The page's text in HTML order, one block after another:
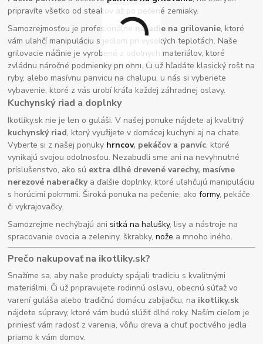
pripravíte všetko od steakov až po pečené zemiaky.
Samozrejmosťou je profesionálne náradie na grilovanie, ktoré
vám uľahčí manipuláciu s jedlom pri vysokých teplotách. Naše
grilovacie náčinie je vyrobené z odolných materiálov, ktoré
zvládnu náročné podmienky pri ohni. Či už hľadáte klasický rošt na
ryby, alebo masívnu panvicu na chalupu, u nás si vyberiete
vybavenie, ktoré z vás urobí kráľa každej záhradnej oslavy.
Kuchynský riad a doplnky
Ikotliky.sk nie je len o guláši. V našej ponuke nájdete aj kvalitný
kuchynský riad, ktorý využijete v domácej kuchyni aj na chate.
Vyberte si z našej ponuky hrncov, pekáčov a panvíc, ktoré
vynikajú svojou odolnosťou. Nezabudli sme ani na nevyhnutné
príslušenstvo, ako sú extra dlhé drevené varechy, masívne
nerezové naberačkya ďalšie doplnky, ktoré uľahčujú manipuláciu
s horúcimi pokrmmi. Široká ponuka na pečenie, akoformy, pekáče
či vykrajovačky.
Samozrejme nechýbajú anisitká na halušky, lisy a nástroje na
spracovanie ovocia a zeleniny, škrabky,nože a mnoho iného.
Prečo nakupovať na ikotliky.sk?
Snažíme sa, aby naše produkty spájali tradíciu s kvalitnými
materiálmi. Či už pripravujete rodinnú oslavu, obecnú súťaž vo
varení guláša alebo tradičnú domácu zabíjačku, na ikotliky.sk
nájdete súpravy, ktoré vám budú slúžiť dlhé roky. Naším cieľom je
priniesť vám radosť z varenia, vôňu dreva a chuť poctivého jedla
priamo k vám domov.